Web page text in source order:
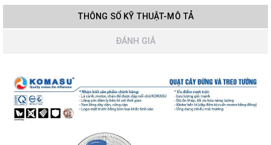
THÔNG SỐ KỸ THUẬT-MÔ TẢ
ĐÁNH GIÁ